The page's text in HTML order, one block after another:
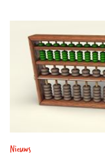
Nieuws